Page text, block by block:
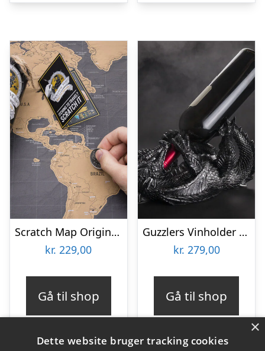
Scratch Map Original Deluxe
kr. 229,00
Gå til shop
Guzzlers Vinholder Drage
kr. 279,00
Gå til shop
×
Dette website bruger tracking cookies